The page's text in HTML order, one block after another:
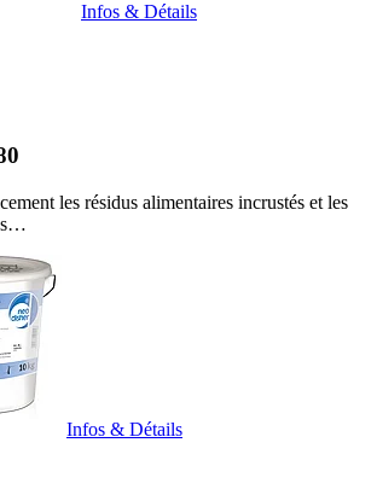
Infos & Détails
les résidus alimentaires incrustés et les
Infos & Détails